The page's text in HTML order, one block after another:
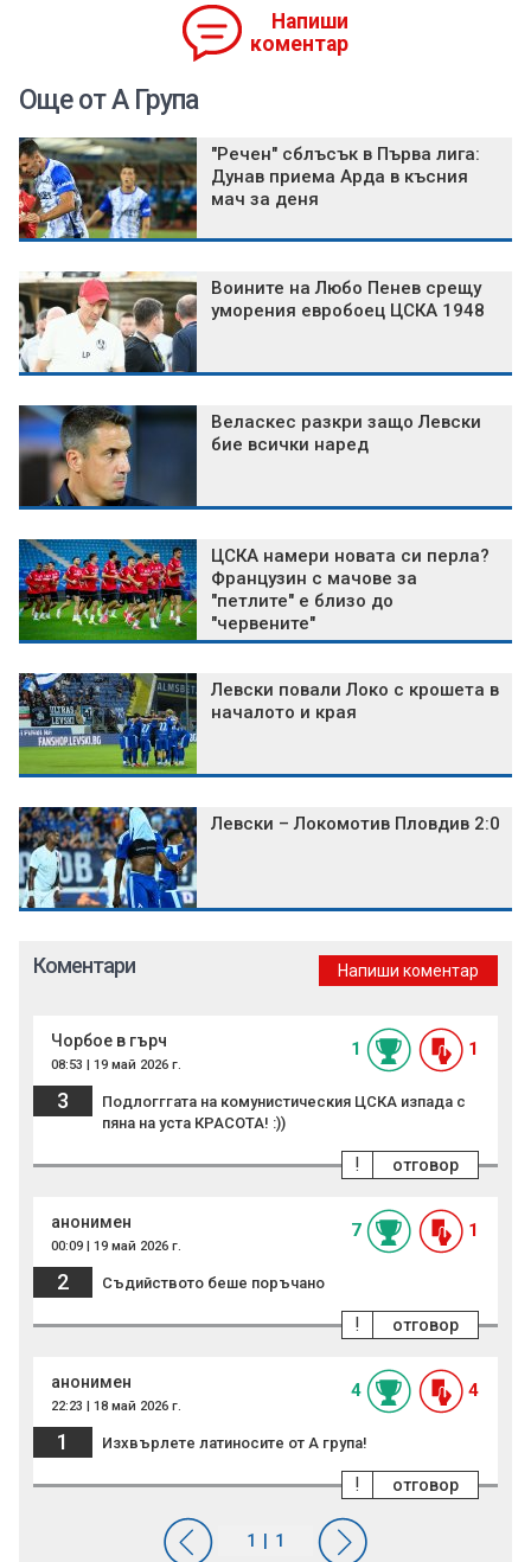
Напиши
коментар
Още от А Група
"Речен" сблъсък в Първа лига:
Дунав приема Арда в късния
мач за деня
Воините на Любо Пенев срещу
уморения евробоец ЦСКА 1948
Веласкес разкри защо Левски
бие всички наред
ЦСКА намери новата си перла?
Французин с мачове за
"петлите" е близо до
"червените"
Левски повали Локо с крошета в
началото и края
Левски – Локомотив Пловдив 2:0
Коментари Напиши коментар
Чорбое в гърч
08:53 | 19 май 2026 г.
1 1
3
Подлогггата на комунистическия ЦСКА изпада с
пяна на уста КРАСОТА! :))
отговор
!
анонимен
00:09 | 19 май 2026 г.
7 1
2 Съдийството беше поръчано
отговор
!
анонимен
22:23 | 18 май 2026 г.
4 4
1 Изхвърлете латиносите от А група!
отговор
!